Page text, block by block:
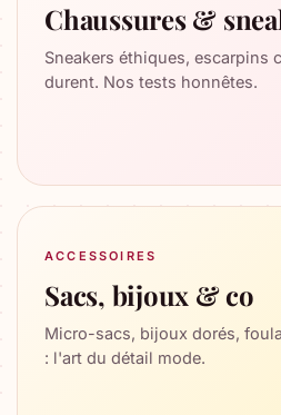
Chaussures &
Sneakers éthiques, escarpins
durent. Nos tests honnêtes.
ACCESSOIRES
Sacs, bijoux & co
Micro-sacs, bijoux dorés,
: l'art du détail mode.